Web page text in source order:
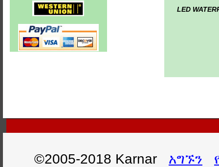
LED
©2005-2018 Karnar አግኙን